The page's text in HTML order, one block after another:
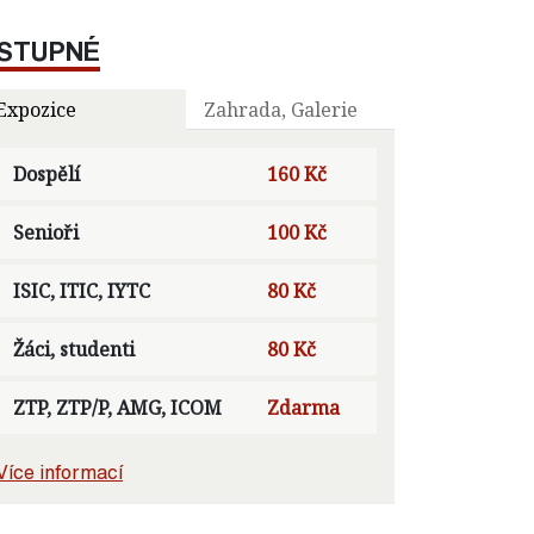
Zahrada, Galerie
Dospělí 160 Kč
Senioři 100 Kč
ISIC, ITIC, IYTC 80 Kč
Žáci, studenti 80 Kč
ZTP, ZTP/P, AMG, ICOM Zdarma
informací